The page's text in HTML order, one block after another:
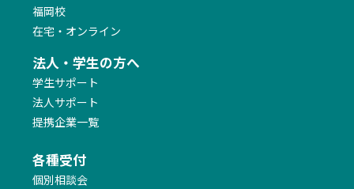
福岡校
在宅・オンライン
法人・学生の方へ
学生サポート
法人サポート
提携企業一覧
各種受付
個別相談会